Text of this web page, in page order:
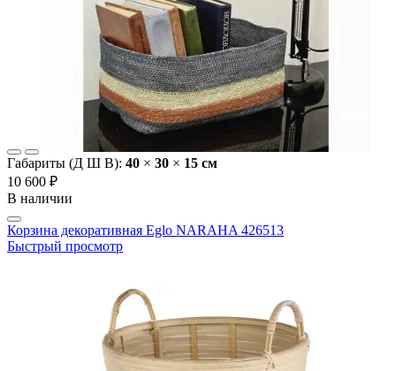
Габариты (Д Ш В): 40 × 30 × 15 cм
10 600 ₽
В наличии
Корзина декоративная Eglo NARAHA 426513
Быстрый просмотр